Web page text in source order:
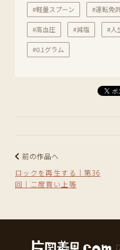
#軽量スプーン #運転免
#高血圧 #減塩 #人
#0.1グラム
前の作品へ
ロックを再生する｜第36
回｜二度買い上等